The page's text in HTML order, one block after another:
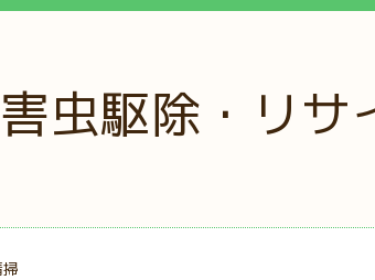
虫駆除・リサ